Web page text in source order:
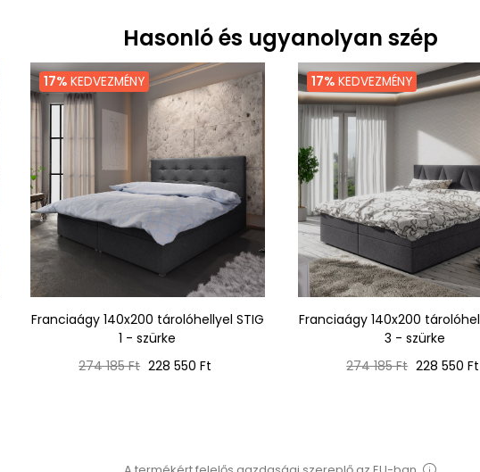
Hasonló és ugyanolyan szép
17% KEDVEZMÉNY
Franciaágy 140x200 tárolóhellyel STIG
1 - szürke
Normál
274 185 Ft Ár
228 550 Ft
17% KEDVEZMÉNY
Franciaágy 140x200
3 - szürke
Normál
274 185 Ft Ár
228 550 Ft